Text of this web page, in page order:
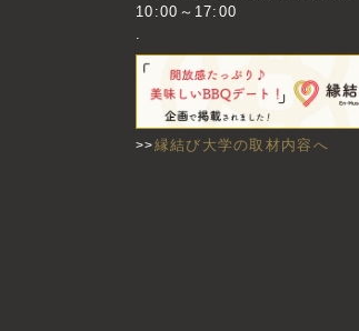
10:00～17:00
.
>>縁結び大学の取材内容へ